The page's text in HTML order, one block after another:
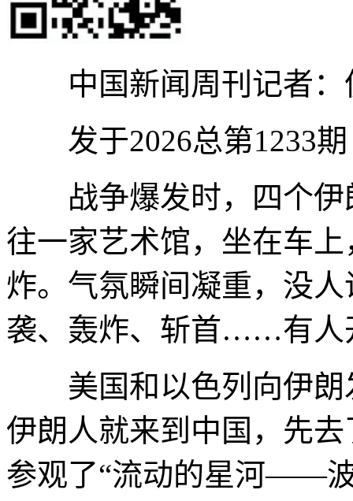
中国新闻周刊记者：
发于2026总第1233期
战争爆发时，四个伊
往一家艺术馆，坐在车
炸。气氛瞬间凝重，没
袭、轰炸、斩首……有人
美国和以色列向伊朗
伊朗人就来到中国，先
参观了“流动的星河——